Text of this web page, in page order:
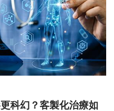
科幻？客製化治療如